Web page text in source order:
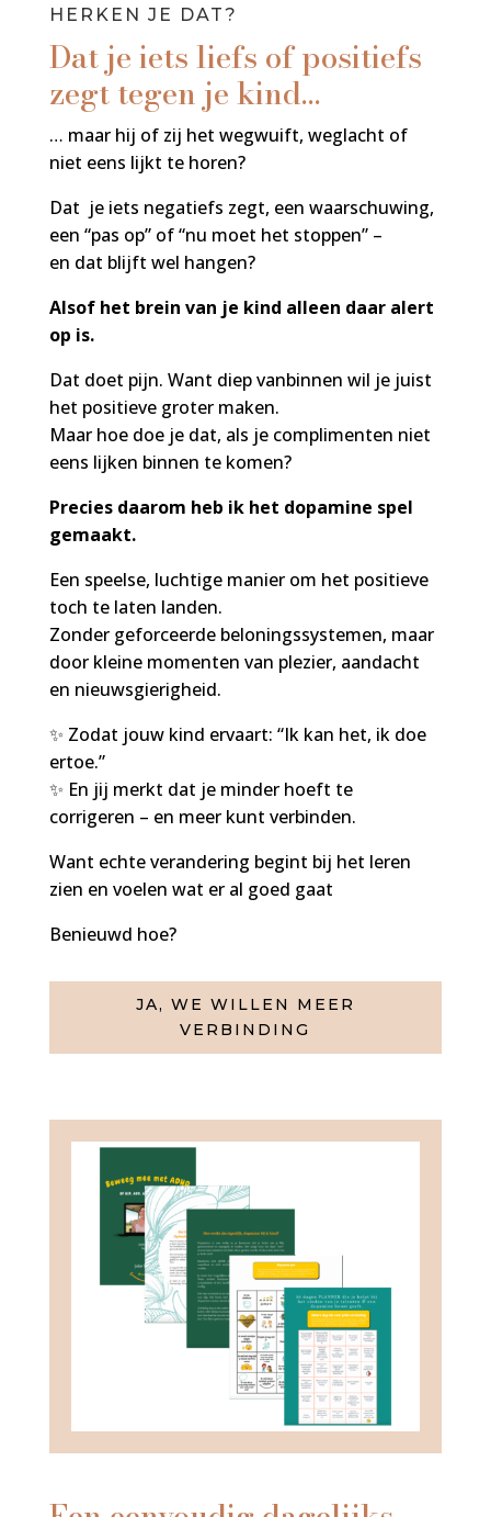
HERKEN JE DAT?
Dat je iets liefs of positiefs
zegt tegen je kind…
… maar hij of zij het wegwuift, weglacht of
niet eens lijkt te horen?
Dat je iets negatiefs zegt, een waarschuwing,
een “pas op” of “nu moet het stoppen” –
en dat blijft wel hangen?
Alsof het brein van je kind alleen daar alert
op is.
Dat doet pijn. Want diep vanbinnen wil je juist
het positieve groter maken.
Maar hoe doe je dat, als je complimenten niet
eens lijken binnen te komen?
Precies daarom heb ik het dopamine spel
gemaakt.
Een speelse, luchtige manier om het positieve
toch te laten landen.
Zonder geforceerde beloningssystemen, maar
door kleine momenten van plezier, aandacht
en nieuwsgierigheid.
✨ Zodat jouw kind ervaart: “Ik kan het, ik doe
ertoe.”
✨ En jij merkt dat je minder hoeft te
corrigeren – en meer kunt verbinden.
Want echte verandering begint bij het leren
zien en voelen wat er al goed gaat
Benieuwd hoe?
JA, WE WILLEN MEER
VERBINDING